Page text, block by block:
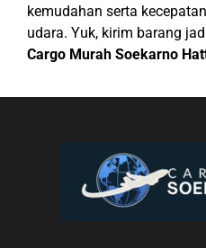
kemudahan serta
udara. Yuk, kirim barang
Cargo Murah Soekarno